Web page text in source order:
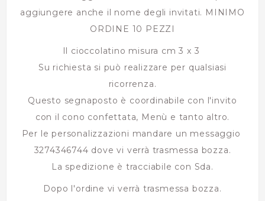
aggiungere anche il nome degli invitati. MINIMO
ORDINE 10 PEZZI
Il cioccolatino misura cm 3 x 3
Su richiesta si può realizzare per qualsiasi
ricorrenza.
Questo segnaposto è coordinabile con l'invito
con il cono confettata, Menù e tanto altro.
Per le personalizzazioni mandare un messaggio
3274346744 dove vi verrà trasmessa bozza.
La spedizione è tracciabile con Sda.
Dopo l'ordine vi verrà trasmessa bozza.